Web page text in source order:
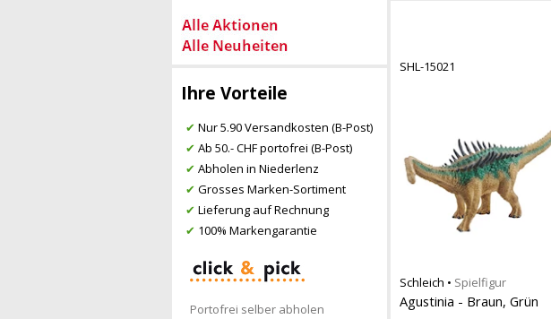
Ihre Vorteile
✔ Nur 5.90 Versandkosten (B-Post)
✔ Ab 50.- CHF portofrei (B-Post)
✔ Abholen in Niederlenz
✔ Grosses Marken-Sortiment
✔ Lieferung auf Rechnung
✔ 100% Markengarantie
Portofrei selber abholen
SHL-15021
Schleich • Spielfigur
Agustinia - Braun, Grün